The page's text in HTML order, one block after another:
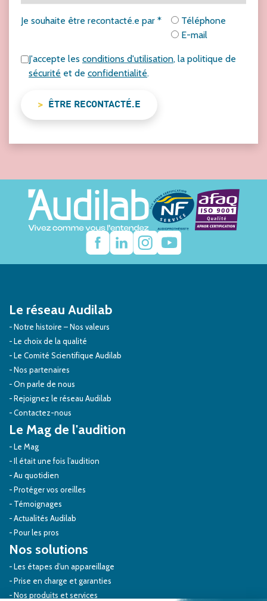
Je souhaite être recontacté.e par *
Téléphone
E-mail
J'accepte les conditions d'utilisation, la politique de
sécurité et de confidentialité.
ÊTRE RECONTACTÉ.E
Nos solutions
Les étapes d’un appareillage
Prise en charge et garanties
Nos produits et services
Le Mag de l'audition
Le Mag
Il était une fois l’audition
Au quotidien
Protéger vos oreilles
Témoignages
Actualités Audilab
Pour les pros
Le réseau Audilab
Notre histoire – Nos valeurs
Le choix de la qualité
Le Comité Scientifique Audilab
Nos partenaires
On parle de nous
Rejoignez le réseau Audilab
Contactez-nous